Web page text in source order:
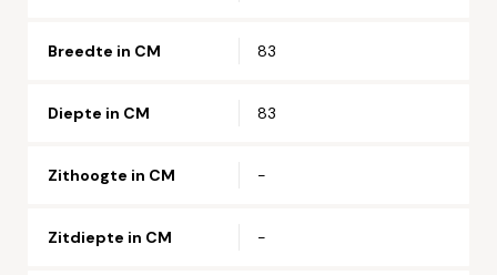
Let op: zorg dat alle velden met een * zijn ingevuld.
Breedte in CM 83
Diepte in CM 83
Zithoogte in CM -
Zitdiepte in CM -